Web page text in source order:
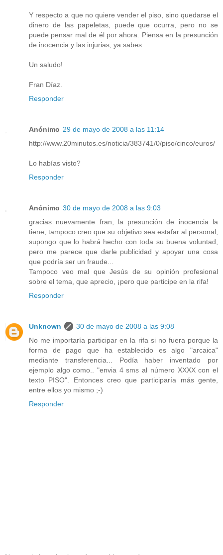
Y respecto a que no quiere vender el piso, sino quedarse el
dinero de las papeletas, puede que ocurra, pero no se
puede pensar mal de él por ahora. Piensa en la presunción
de inocencia y las injurias, ya sabes.
Un saludo!
Fran Díaz.
Responder
Anónimo 29 de mayo de 2008 a las 11:14
http://www.20minutos.es/noticia/383741/0/piso/cinco/euros/
Lo habías visto?
Responder
Anónimo 30 de mayo de 2008 a las 9:03
gracias nuevamente fran, la presunción de inocencia la
tiene, tampoco creo que su objetivo sea estafar al personal,
supongo que lo habrá hecho con toda su buena voluntad,
pero me parece que darle publicidad y apoyar una cosa
que podría ser un fraude...
Tampoco veo mal que Jesús de su opinión profesional
sobre el tema, que aprecio, ¡pero que participe en la rifa!
Responder
Unknown
30 de mayo de 2008 a las 9:08
No me importaría participar en la rifa si no fuera porque la
forma de pago que ha establecido es algo "arcaica"
mediante transferencia... Podía haber inventado por
ejemplo algo como.. "envia 4 sms al número XXXX con el
texto PISO". Entonces creo que participaría más gente,
entre ellos yo mismo ;-)
Responder